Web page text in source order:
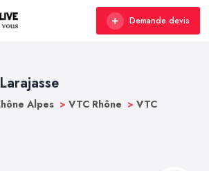
Demande devis
Alpes > VTC Rhône > VTC